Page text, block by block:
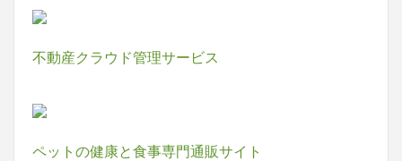
不動産クラウド管理サービス
ペットの健康と食事専門通販サイト